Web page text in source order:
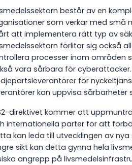
består av en
som verkar med små
att implementera rätt typ av
förlitar sig också
processer inom områden
vara sårbara för
för
kan uppvisa sårbarheter
direktivet kommer att
internationella parter för att
kan leda till utvecklingen av
sikt kan detta gynna hela
angrepp på